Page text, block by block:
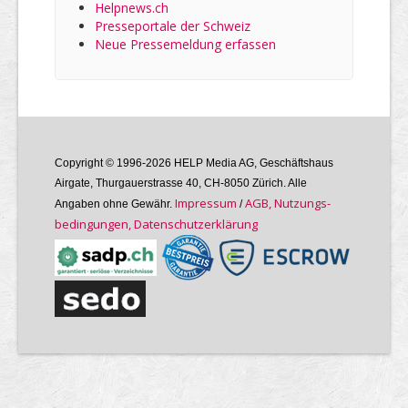
Helpnews.ch
Presseportale der Schweiz
Neue Pressemeldung erfassen
Copyright © 1996-2026 HELP Media AG, Geschäftshaus
Airgate, Thurgauer­strasse 40, CH-8050 Zürich. Alle
Angaben ohne Gewähr. Im­pres­sum /AGB, Nutzungs­
bedin­gungen, Daten­schutz­er­klärung